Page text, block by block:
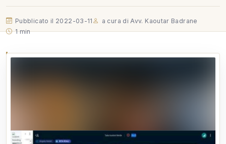
Pubblicato il 2022-03-11
a cura di Avv. Kaoutar Badrane
1 min
In occasione della Giornata Internazionale della
meraviglioso evento di formazione per Avvocati. Ho
Avvocati Indipendenti…